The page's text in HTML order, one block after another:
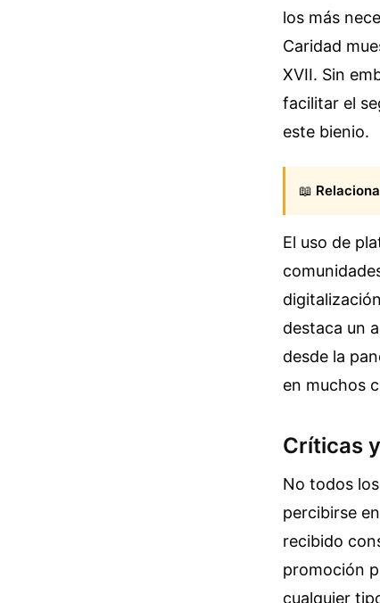
los más
Caridad
XVII. Sin
facilitar el
este bienio.
📖
El uso de
destaca un
desde la
en muchos
Críticas
No todos
percibirse
recibido
promoción
cualquier